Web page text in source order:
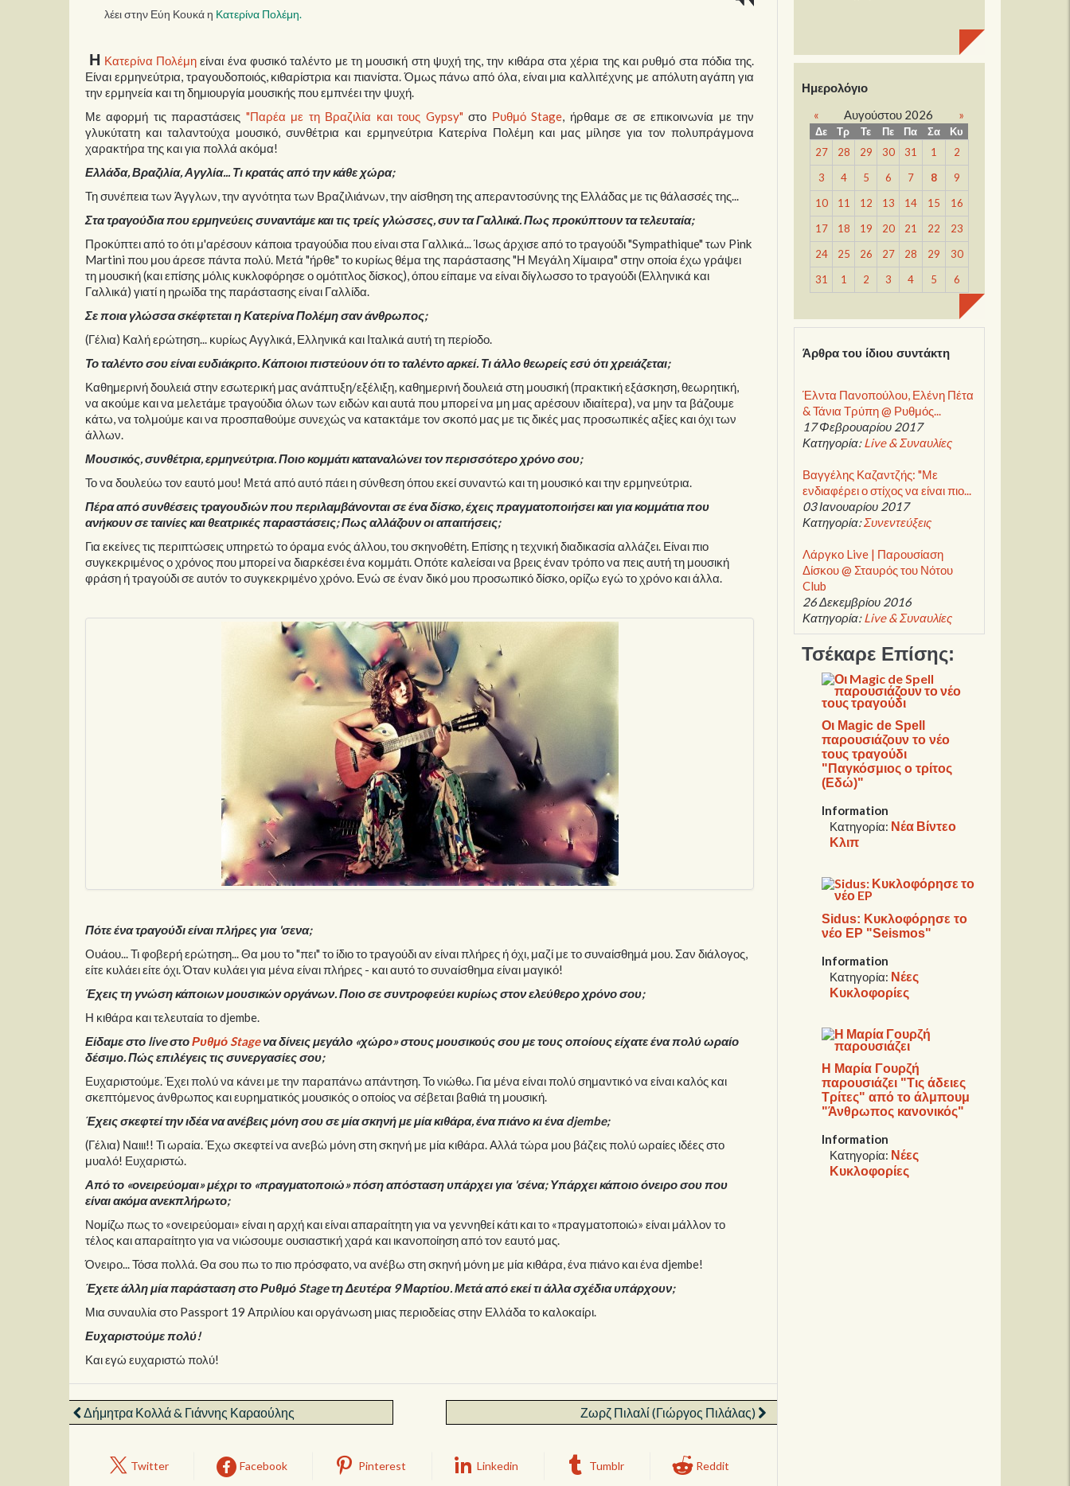
λέει στην Εύη Κουκά η Κατερίνα Πολέμη.
Η Κατερίνα Πολέμηείναι ένα φυσικό ταλέντο με τη μουσική στη ψυχή της, την κιθάρα στα χέρια της και ρυθμό στα πόδια της.
Είναι ερμηνεύτρια, τραγουδοποιός, κιθαρίστρια και πιανίστα. Όμως πάνω από όλα, είναι μια καλλιτέχνης με απόλυτη αγάπη για
την ερμηνεία και τη δημιουργία μουσικής που εμπνέει την ψυχή.
Με αφορμή τις παραστάσεις "Παρέα με τη Βραζιλία και τους Gypsy" στο Ρυθμό Stage, ήρθαμε σε σε επικοινωνία με την
γλυκύτατη και ταλαντούχα μουσικό, συνθέτρια και ερμηνεύτρια Κατερίνα Πολέμη και μας μίλησε για τον πολυπράγμονα
χαρακτήρα της και για πολλά ακόμα!
Ελλάδα, Βραζιλία, Αγγλία... Τι κρατάς από την κάθε χώρα;
Τη συνέπεια των Άγγλων, την αγνότητα των Βραζιλιάνων, την αίσθηση της απεραντοσύνης της Ελλάδας με τις θάλασσές της...
Στα τραγούδια που ερμηνεύεις συναντάμε και τις τρείς γλώσσες, συν τα Γαλλικά. Πως προκύπτουν τα τελευταία;
Προκύπτει από το ότι μ'αρέσουν κάποια τραγούδια που είναι στα Γαλλικά... Ίσως άρχισε από το τραγούδι "Sympathique" των Pink
Martini που μου άρεσε πάντα πολύ. Μετά "ήρθε" το κυρίως θέμα της παράστασης "Η Μεγάλη Χίμαιρα" στην οποία έχω γράψει
τη μουσική (και επίσης μόλις κυκλοφόρησε ο ομότιτλος δίσκος), όπου είπαμε να είναι δίγλωσσο το τραγούδι (Ελληνικά και
Γαλλικά) γιατί η ηρωίδα της παράστασης είναι Γαλλίδα.
Σε ποια γλώσσα σκέφτεται η Κατερίνα Πολέμη σαν άνθρωπος;
(Γέλια) Καλή ερώτηση... κυρίως Αγγλικά, Ελληνικά και Ιταλικά αυτή τη περίοδο.
Το ταλέντο σου είναι ευδιάκριτο. Κάποιοι πιστεύουν ότι το ταλέντο αρκεί. Τι άλλο θεωρείς εσύ ότι χρειάζεται;
Καθημερινή δουλειά στην εσωτερική μας ανάπτυξη/εξέλιξη, καθημερινή δουλειά στη μουσική (πρακτική εξάσκηση, θεωρητική,
να ακούμε και να μελετάμε τραγούδια όλων των ειδών και αυτά που μπορεί να μη μας αρέσουν ιδιαίτερα), να μην τα βάζουμε
κάτω, να τολμούμε και να προσπαθούμε συνεχώς να κατακτάμε τον σκοπό μας με τις δικές μας προσωπικές αξίες και όχι των
άλλων.
Μουσικός, συνθέτρια, ερμηνεύτρια. Ποιο κομμάτι καταναλώνει τον περισσότερο χρόνο σου;
Το να δουλεύω τον εαυτό μου! Μετά από αυτό πάει η σύνθεση όπου εκεί συναντώ και τη μουσικό και την ερμηνεύτρια.
Πέρα από συνθέσεις τραγουδιών που περιλαμβάνονται σε ένα δίσκο, έχεις πραγματοποιήσει και για κομμάτια που
ανήκουν σε ταινίες και θεατρικές παραστάσεις; Πως αλλάζουν οι απαιτήσεις;
Για εκείνες τις περιπτώσεις υπηρετώ το όραμα ενός άλλου, του σκηνοθέτη. Επίσης η τεχνική διαδικασία αλλάζει. Είναι πιο
συγκεκριμένος ο χρόνος που μπορεί να διαρκέσει ένα κομμάτι. Οπότε καλείσαι να βρεις έναν τρόπο να πεις αυτή τη μουσική
φράση ή τραγούδι σε αυτόν το συγκεκριμένο χρόνο. Ενώ σε έναν δικό μου προσωπικό δίσκο, ορίζω εγώ το χρόνο και άλλα.
Πότε ένα τραγούδι είναι πλήρες για 'σενα;
Ουάου... Τι φοβερή ερώτηση... Θα μου το "πει" το ίδιο το τραγούδι αν είναι πλήρες ή όχι, μαζί με το συναίσθημά μου. Σαν διάλογος,
είτε κυλάει είτε όχι. Όταν κυλάει για μένα είναι πλήρες - και αυτό το συναίσθημα είναι μαγικό!
Έχεις τη γνώση κάποιων μουσικών οργάνων. Ποιο σε συντροφεύει κυρίως στον ελεύθερο χρόνο σου;
Η κιθάρα και τελευταία το djembe.
Είδαμε στο live στοΡυθμό Stageνα δίνεις μεγάλο «χώρο» στους μουσικούς σου με τους οποίους είχατε ένα πολύ ωραίο
δέσιμο. Πώς επιλέγεις τις συνεργασίες σου;
Ευχαριστούμε. Έχει πολύ να κάνει με την παραπάνω απάντηση. Το νιώθω. Για μένα είναι πολύ σημαντικό να είναι καλός και
σκεπτόμενος άνθρωπος και ευρηματικός μουσικός ο οποίος να σέβεται βαθιά τη μουσική.
Έχεις σκεφτεί την ιδέα να ανέβεις μόνη σου σε μία σκηνή με μία κιθάρα, ένα πιάνο κι ένα djembe;
(Γέλια) Ναιιι!! Τι ωραία. Έχω σκεφτεί να ανεβώ μόνη στη σκηνή με μία κιθάρα. Αλλά τώρα μου βάζεις πολύ ωραίες ιδέες στο
μυαλό! Ευχαριστώ.
Από το «ονειρεύομαι» μέχρι το «πραγματοποιώ» πόση απόσταση υπάρχει για 'σένα; Υπάρχει κάποιο όνειρο σου που
είναι ακόμα ανεκπλήρωτο;
Νομίζω πως το «ονειρεύομαι» είναι η αρχή και είναι απαραίτητη για να γεννηθεί κάτι και το «πραγματοποιώ» είναι μάλλον το
τέλος και απαραίτητο για να νιώσουμε ουσιαστική χαρά και ικανοποίηση από τον εαυτό μας.
Όνειρο... Τόσα πολλά. Θα σου πω το πιο πρόσφατο, να ανέβω στη σκηνή μόνη με μία κιθάρα, ένα πιάνο και ένα djembe!
Έχετε άλλη μία παράσταση στο Ρυθμό Stage τη Δευτέρα 9 Μαρτίου. Μετά από εκεί τι άλλα σχέδια υπάρχουν;
Μια συναυλία στο Passport 19 Απριλίου και οργάνωση μιας περιοδείας στην Ελλάδα το καλοκαίρι.
Ευχαριστούμε πολύ!
Και εγώ ευχαριστώ πολύ!
Δήμητρα Κολλά & Γιάννης Καραούλης Ζωρζ Πιλαλί (Γιώργος Πιλάλας)
Twitter Facebook Pinterest Linkedin Tumblr Reddit
Ημερολόγιο
« Αυγούστου 2026 »
Δε Τρ Τε Πε Πα Σα
Κυ
27
28 29 30 31 1
2
3
4 5 6 7 8
9
10
11 12 13 14 15
16
17
18 19 20 21 22
23
24
25 26 27 28 29
30
31
1 2 3 4 5 6
Άρθρα του ίδιου συντάκτη
Έλντα Πανοπούλου, Ελένη Πέτα
& Τάνια Τρύπη @ Ρυθμός...
17 Φεβρουαρίου 2017
Κατηγορία:Live & Συναυλίες
Βαγγέλης Καζαντζής: "Με
ενδιαφέρει ο στίχος να είναι πιο...
03 Ιανουαρίου 2017
Κατηγορία:Συνεντεύξεις
Λάργκο Live | Παρουσίαση
Δίσκου @ Σταυρός του Νότου
Club
26 Δεκεμβρίου 2016
Κατηγορία:Live & Συναυλίες
Τσέκαρε Επίσης:
Οι Magic de Spell
παρουσιάζουν το νέο
τους τραγούδι
"Παγκόσμιος ο τρίτος
(Εδώ)"
Information
Κατηγορία: Νέα Βίντεο
Κλιπ
Sidus: Κυκλοφόρησε το
νέο EP "Seismos"
Information
Κατηγορία: Νέες
Κυκλοφορίες
Η Μαρία Γουρζή
παρουσιάζει "Τις άδειες
Τρίτες" από το άλμπουμ
"Άνθρωπος κανονικός"
Information
Κατηγορία: Νέες
Κυκλοφορίες